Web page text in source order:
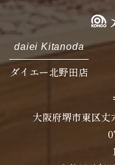
daiei Kitanoda
ダイエー北野田店
大阪府堺市東区